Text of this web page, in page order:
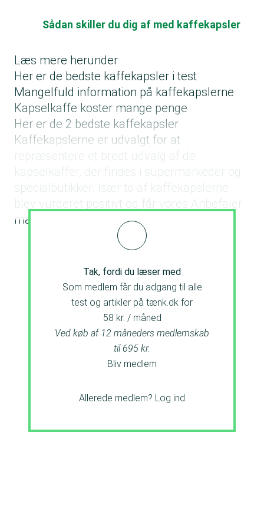
Sådan skiller du dig af med kaffekapsler
Læs mere herunder
Her er de bedste kaffekapsler i test
Mangelfuld information på kaffekapslerne
Kapselkaffe koster mange penge
Her er de 2 bedste kaffekapsler
Kaffekapslerne er udvalgt for at
kapselkaffer, der findes i supermarkeder og
specialbutikker. Især to af kaffekapslerne
blev vurderet positivt og får vores Anbefaler
mærke.
Tak, fordi du læser med
Som medlem får du adgang til alle
test og artikler på tænk.dk for
58 kr. / måned
Ved køb af 12 måneders medlemskab
til 695 kr.
Bliv medlem
Allerede medlem? Log ind